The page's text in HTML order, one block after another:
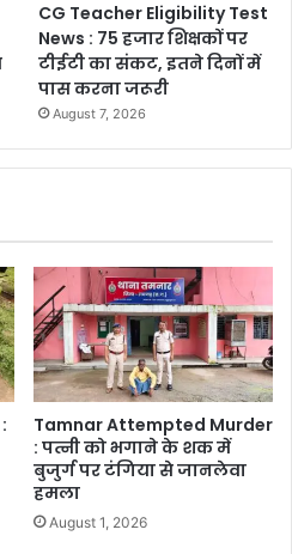
CG Teacher Eligibility Test
News : 75 हजार शिक्षकों पर
टीईटी का संकट, इतने दिनों में
पास करना जरूरी
August 7, 2026
Tamnar Attempted Murder
: पत्नी को भगाने के शक में
बुजुर्ग पर टंगिया से जानलेवा
हमला
August 1, 2026